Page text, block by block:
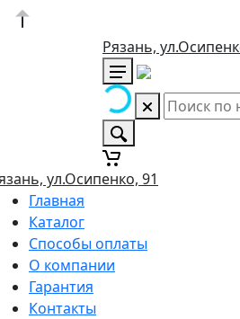
Рязань,
ул.Осипенко, 91
Главная
Каталог
Способы оплаты
О компании
Гарантия
Контакты